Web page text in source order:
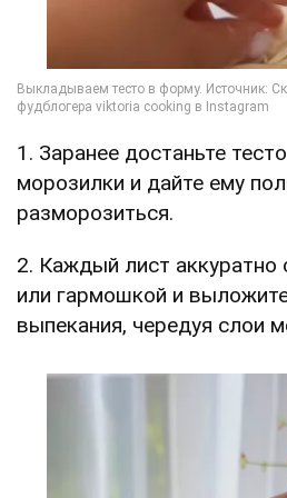
1. Заранее достаньте
морозилки и дайте ему
разморозиться.
2. Каждый лист аккуратно
или гармошкой и
выпекания, чередуя слои